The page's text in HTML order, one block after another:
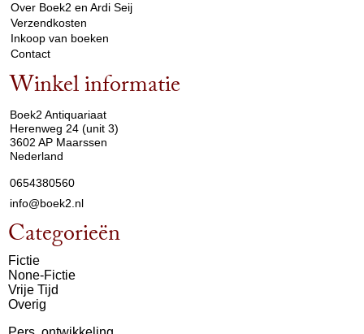
Over Boek2 en Ardi Seij
Verzendkosten
Inkoop van boeken
Contact
Winkel informatie
Boek2 Antiquariaat
Herenweg 24 (unit 3)
3602 AP Maarssen
Nederland
0654380560
info@boek2.nl
Categorieën
Fictie
None-Fictie
Vrije Tijd
Overig